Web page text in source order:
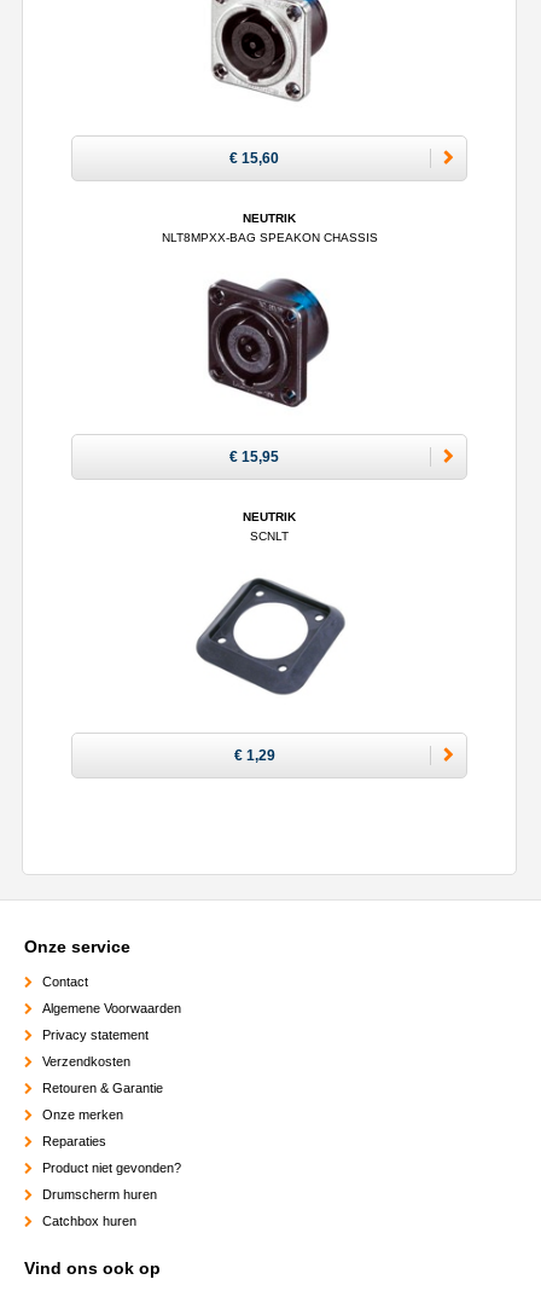
€ 15,60
NEUTRIK
NLT8MPXX-BAG SPEAKON CHASSIS
€ 15,95
NEUTRIK
SCNLT
€ 1,29
Onze service
Contact
Algemene Voorwaarden
Privacy statement
Verzendkosten
Retouren & Garantie
Onze merken
Reparaties
Product niet gevonden?
Drumscherm huren
Catchbox huren
Vind ons ook op